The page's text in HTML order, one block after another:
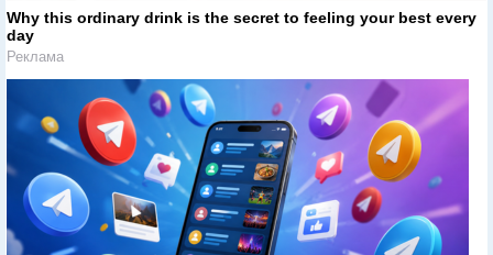
Why this ordinary drink is the secret to feeling your best every
day
Реклама